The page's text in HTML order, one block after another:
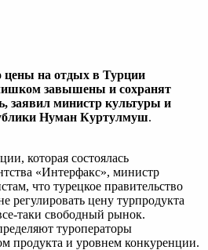
цены на отдых в Турции
завышены и сохранят
заявил министр культуры и
Нуман Куртулмуш.
которая состоялась
«Интерфакс», министр
что турецкое правительство
регулировать цену турпродукта
таки свободный рынок.
туроператоры
продукта и уровнем конкуренции.